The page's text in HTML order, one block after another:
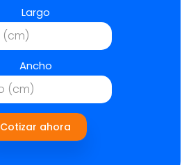
Largo
Ancho
Cotizar ahora